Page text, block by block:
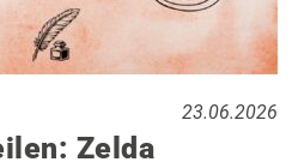
23.06.2026
Zelda